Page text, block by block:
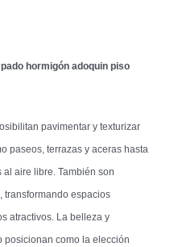
hormigón adoquin piso
pavimentar y texturizar
paseos, terrazas y aceras hasta
aire libre. También son
transformando espacios
atractivos. La belleza y
como la elección